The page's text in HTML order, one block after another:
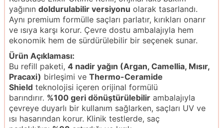
yağının doldurulabilir versiyonu olarak tasarlandı.
Aynı premium formülle saçları parlatır, kırıkları onarır
ve ısıya karşı korur. Çevre dostu ambalajıyla hem
ekonomik hem de sürdürülebilir bir seçenek sunar.
Ürün Açıklaması:
Bu refill paketi, 4 nadir yağın (Argan, Camellia, Mısır,
Pracaxi) birleşimi ve Thermo-Ceramide
Shield teknolojisi içeren orijinal formülü
barındırır. %100 geri dönüştürülebilir ambalajıyla
çevreye duyarlı bir kullanım sağlarken, saçları UV ve
ısı hasarından korur. Klinik testlerde, saç